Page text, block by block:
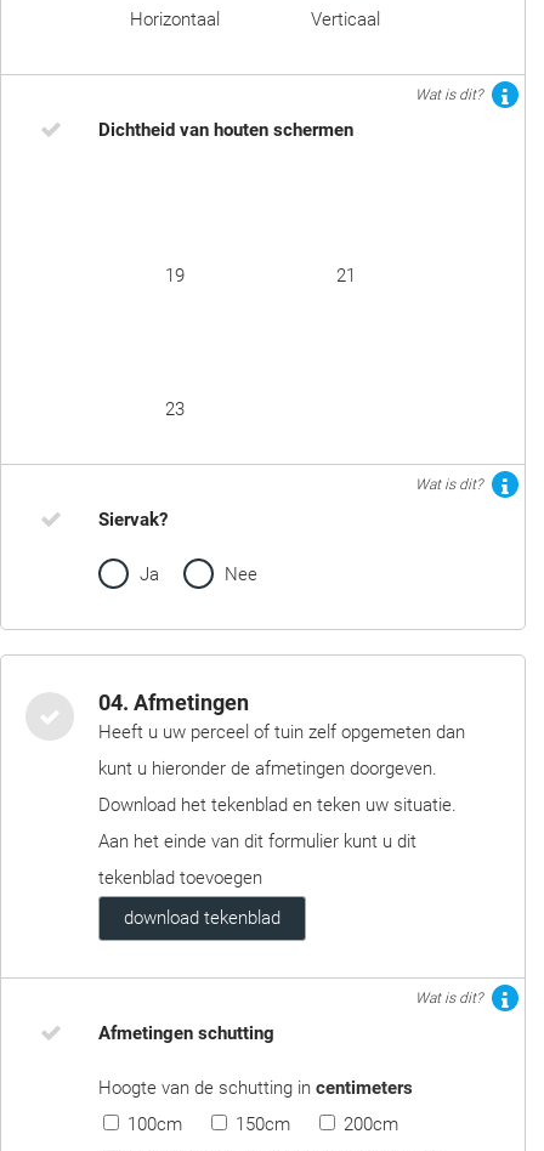
Horizontaal Verticaal
Wat is dit?
Dichtheid van houten schermen
19 21
23
Wat is dit?
Siervak?
Ja Nee
04. Afmetingen
Heeft u uw perceel of tuin zelf opgemeten dan
kunt u hieronder de afmetingen doorgeven.
Download het tekenblad en teken uw situatie.
Aan het einde van dit formulier kunt u dit
tekenblad toevoegen
download tekenblad
Wat is dit?
Afmetingen schutting
Hoogte van de schutting in centimeters
100cm
150cm
200cm